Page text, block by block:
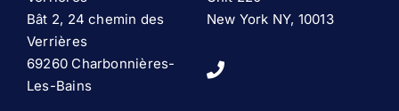
Bât 2, 24 chemin des
Verrières
69260 Charbonnières-
Les-Bains
New York NY, 10013